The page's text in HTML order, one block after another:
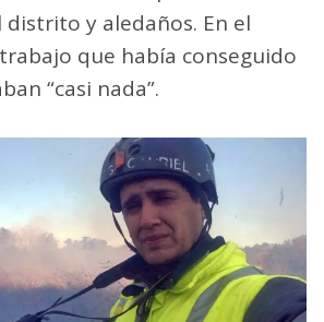
y aledaños. En el
que había conseguido
“casi nada”.